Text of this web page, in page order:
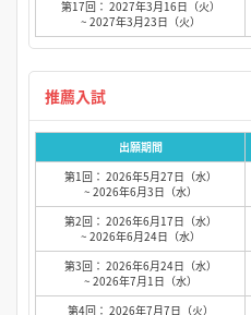
第17回： 2027年3月16日（火）
~ 2027年3月23日（火）
出願期間
第1回： 2026年5月27日（水）
~ 2026年6月3日（水）
第2回： 2026年6月17日（水）
~ 2026年6月24日（水）
第3回： 2026年6月24日（水）
~ 2026年7月1日（水）
第4回： 2026年7月7日（火）